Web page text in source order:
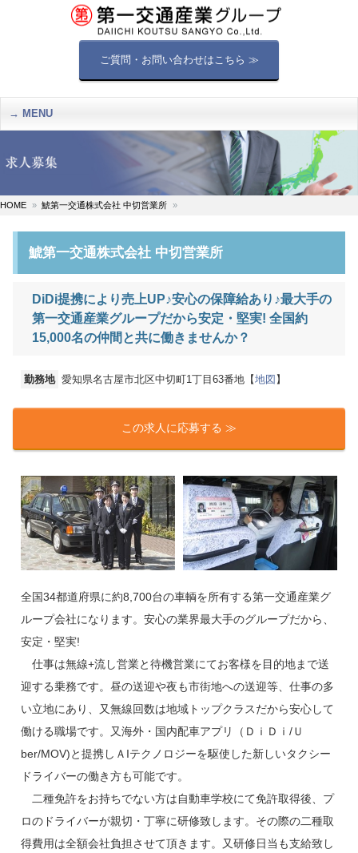
ご質問・お問い合わせはこちら ≫
MENU
HOME 鯱第一交通株式会社 中切営業所
鯱第一交通株式会社 中切営業所
DiDi提携により売上UP♪安心の保障給あり♪最大手の
第一交通産業グループだから安定・堅実! 全国約
15,000名の仲間と共に働きませんか？
勤務地 愛知県名古屋市北区中切町1丁目63番地【地図】
この求人に応募する ≫
全国34都道府県に約8,700台の車輌を所有する第一交通産業グ
ループ会社になります。安心の業界最大手のグループだから、
安定・堅実!
仕事は無線+流し営業と待機営業にてお客様を目的地まで送
迎する乗務です。昼の送迎や夜も市街地への送迎等、仕事の多
い立地にあり、又無線回数は地域トップクラスだから安心して
働ける職場です。又海外・国内配車アプリ（ＤｉＤｉ/Ｕ
ber/MOV)と提携しＡIテクノロジーを駆使した新しいタクシー
ドライバーの働き方も可能です。
二種免許をお持ちでない方は自動車学校にて免許取得後、プ
ロのドライバーが親切・丁寧に研修致します。その際の二種取
得費用は全額会社負担させて頂きます。又研修日当も支給致し